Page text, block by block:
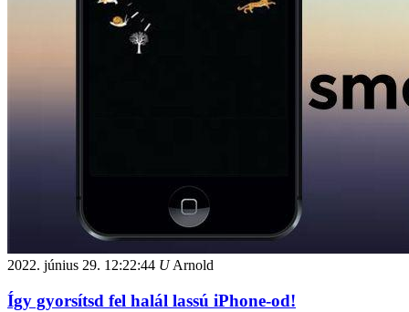
2022. június 29. 12:22:44 UArnold
Így gyorsítsd fel halál lassú iPhone-od!